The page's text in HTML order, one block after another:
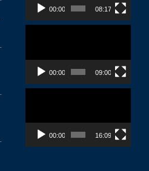
00:00 08:17
00:00 09:00
00:00 16:09